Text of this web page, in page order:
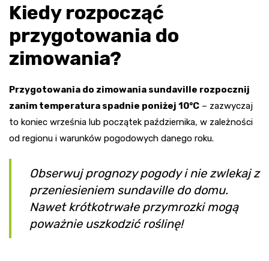
Kiedy rozpocząć
przygotowania do
zimowania?
Przygotowania do zimowania sundaville rozpocznij
zanim temperatura spadnie poniżej 10°C – zazwyczaj
to koniec września lub początek października, w zależności
od regionu i warunków pogodowych danego roku.
Obserwuj prognozy pogody i nie zwlekaj z
przeniesieniem sundaville do domu.
Nawet krótkotrwałe przymrozki mogą
poważnie uszkodzić roślinę!